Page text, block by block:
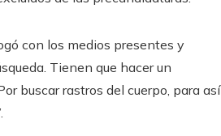
con los medios presentes y
Tienen que hacer un
buscar rastros del cuerpo, para así